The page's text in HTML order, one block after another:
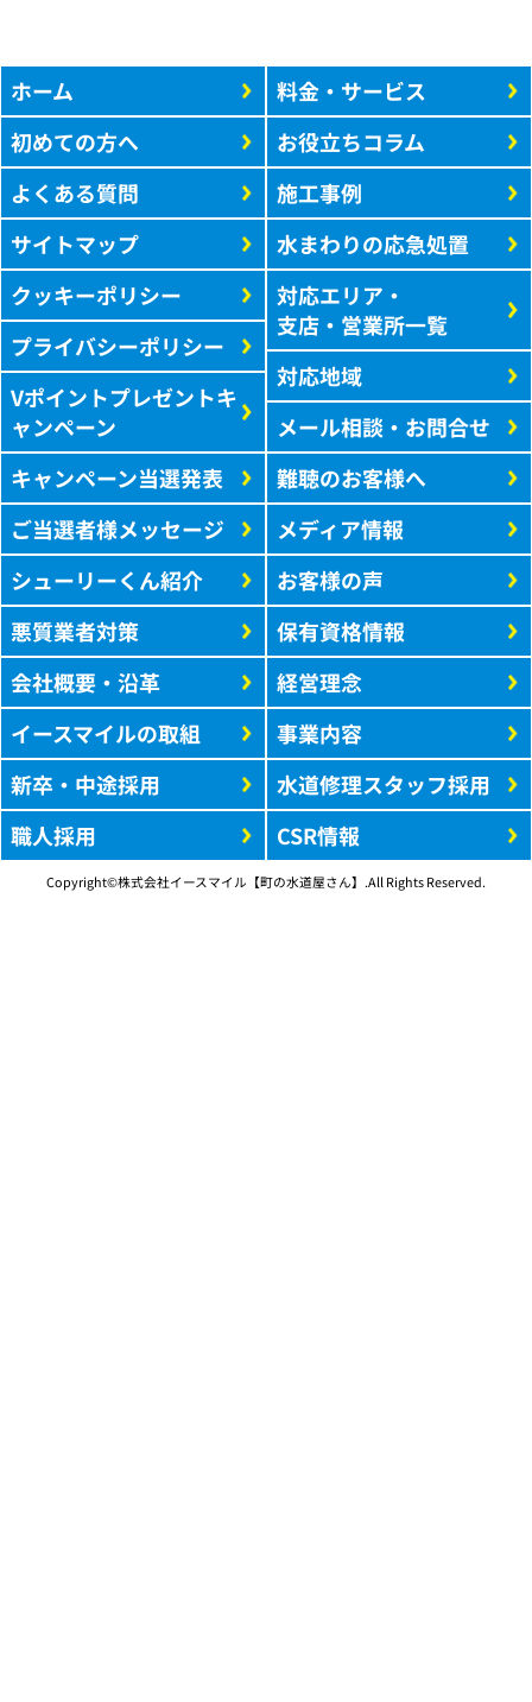
ホーム
初めての方へ
よくある質問
サイトマップ
クッキーポリシー
プライバシーポリシー
Vポイントプレゼントキ
ャンペーン
キャンペーン当選発表
ご当選者様メッセージ
シューリーくん紹介
悪質業者対策
会社概要・沿革
イースマイルの取組
新卒・中途採用
職人採用
料金・サービス
お役立ちコラム
施工事例
水まわりの応急処置
対応エリア・
支店・営業所一覧
対応地域
メール相談・お問合せ
難聴のお客様へ
メディア情報
お客様の声
保有資格情報
経営理念
事業内容
水道修理スタッフ採用
CSR情報
Copyright©株式会社イースマイル【町の水道屋さん】.All Rights Reserved.